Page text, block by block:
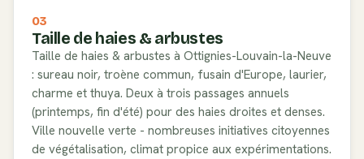
03
Taille de haies & arbustes
Taille de haies & arbustes à Ottignies-Louvain-la-Neuve
: sureau noir, troène commun, fusain d'Europe, laurier,
charme et thuya. Deux à trois passages annuels
(printemps, fin d'été) pour des haies droites et denses.
Ville nouvelle verte - nombreuses initiatives citoyennes
de végétalisation, climat propice aux expérimentations.